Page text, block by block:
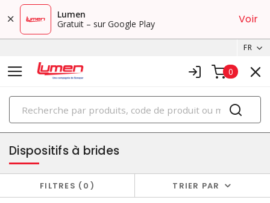
Lumen
Gratuit – sur Google Play
Voir
FR
0
PRODUITS
fiches et connecteurs
Dispositifs à brides
FILTRES 0 TRIER PAR